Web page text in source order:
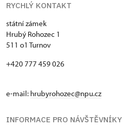
RYCHLÝ KONTAKT
státní zámek
Hrubý Rohozec 1
511 o1 Turnov
+420 777 459 026
e-mail: hrubyrohozec@npu.cz
INFORMACE PRO NÁVŠTĚVNÍKY